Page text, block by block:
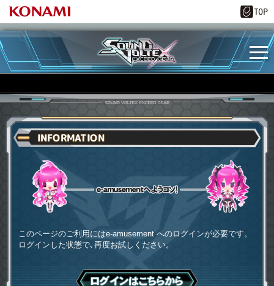
INFORMATION
このページのご利用にはe-amusement へのログインが必要です。
ログインした状態で､再度お試しください。